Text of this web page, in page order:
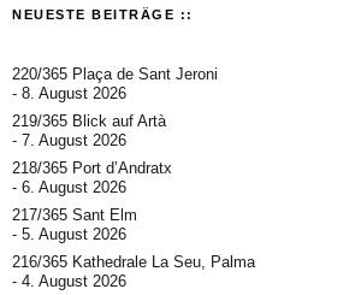
NEUESTE BEITRÄGE ::
220/365 Plaça de Sant Jeroni
8. August 2026
219/365 Blick auf Artà
7. August 2026
218/365 Port d’Andratx
6. August 2026
217/365 Sant Elm
5. August 2026
216/365 Kathedrale La Seu, Palma
4. August 2026